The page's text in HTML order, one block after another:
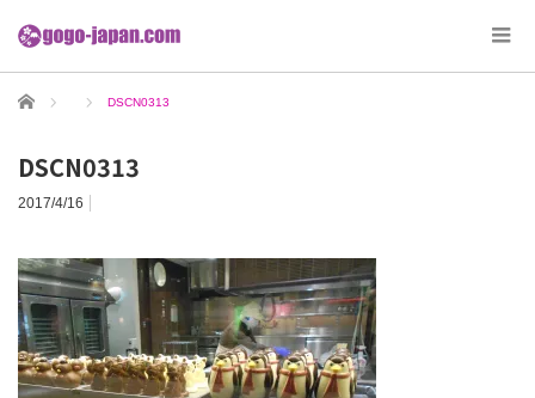
ホーム DSCN0313
DSCN0313
2017/4/16